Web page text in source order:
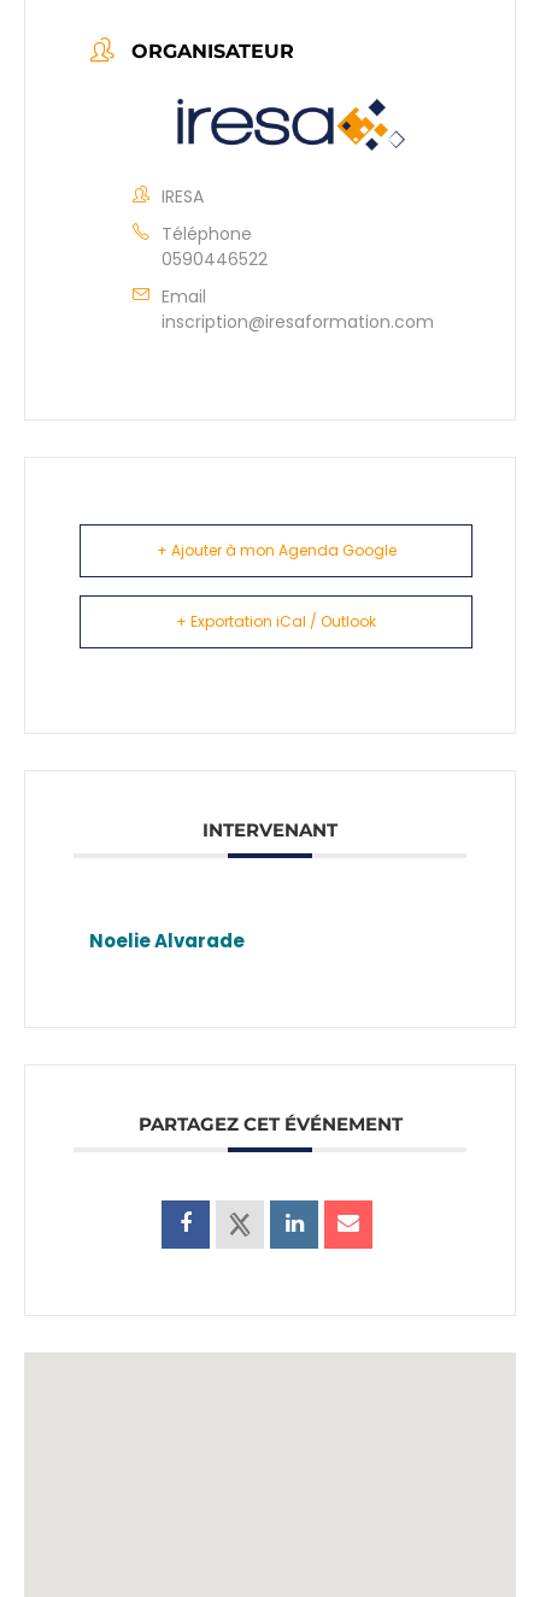
ORGANISATEUR
IRESA
Téléphone
0590446522
Email
inscription@iresaformation.com
+ Ajouter à mon Agenda Google
+ Exportation iCal / Outlook
INTERVENANT
Noelie Alvarade
PARTAGEZ CET ÉVÉNEMENT